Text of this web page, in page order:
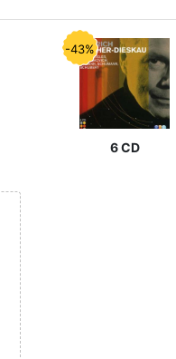
-43%
6 CD